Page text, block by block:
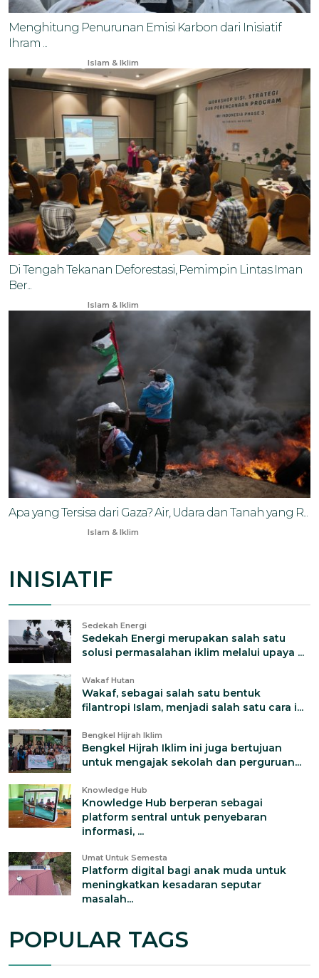
Menghitung Penurunan Emisi Karbon dari Inisiatif
Ihram ...
Islam & Iklim
Di Tengah Tekanan Deforestasi, Pemimpin Lintas Iman
Ber...
Islam & Iklim
Apa yang Tersisa dari Gaza? Air, Udara dan Tanah yang R...
Islam & Iklim
INISIATIF
Sedekah Energi
Sedekah Energi merupakan salah satu
solusi permasalahan iklim melalui upaya ...
Wakaf Hutan
Wakaf, sebagai salah satu bentuk
filantropi Islam, menjadi salah satu cara i...
Bengkel Hijrah Iklim
Bengkel Hijrah Iklim ini juga bertujuan
untuk mengajak sekolah dan perguruan...
Knowledge Hub
Knowledge Hub berperan sebagai
platform sentral untuk penyebaran
informasi, ...
Umat Untuk Semesta
Platform digital bagi anak muda untuk
meningkatkan kesadaran seputar
masalah...
POPULAR TAGS